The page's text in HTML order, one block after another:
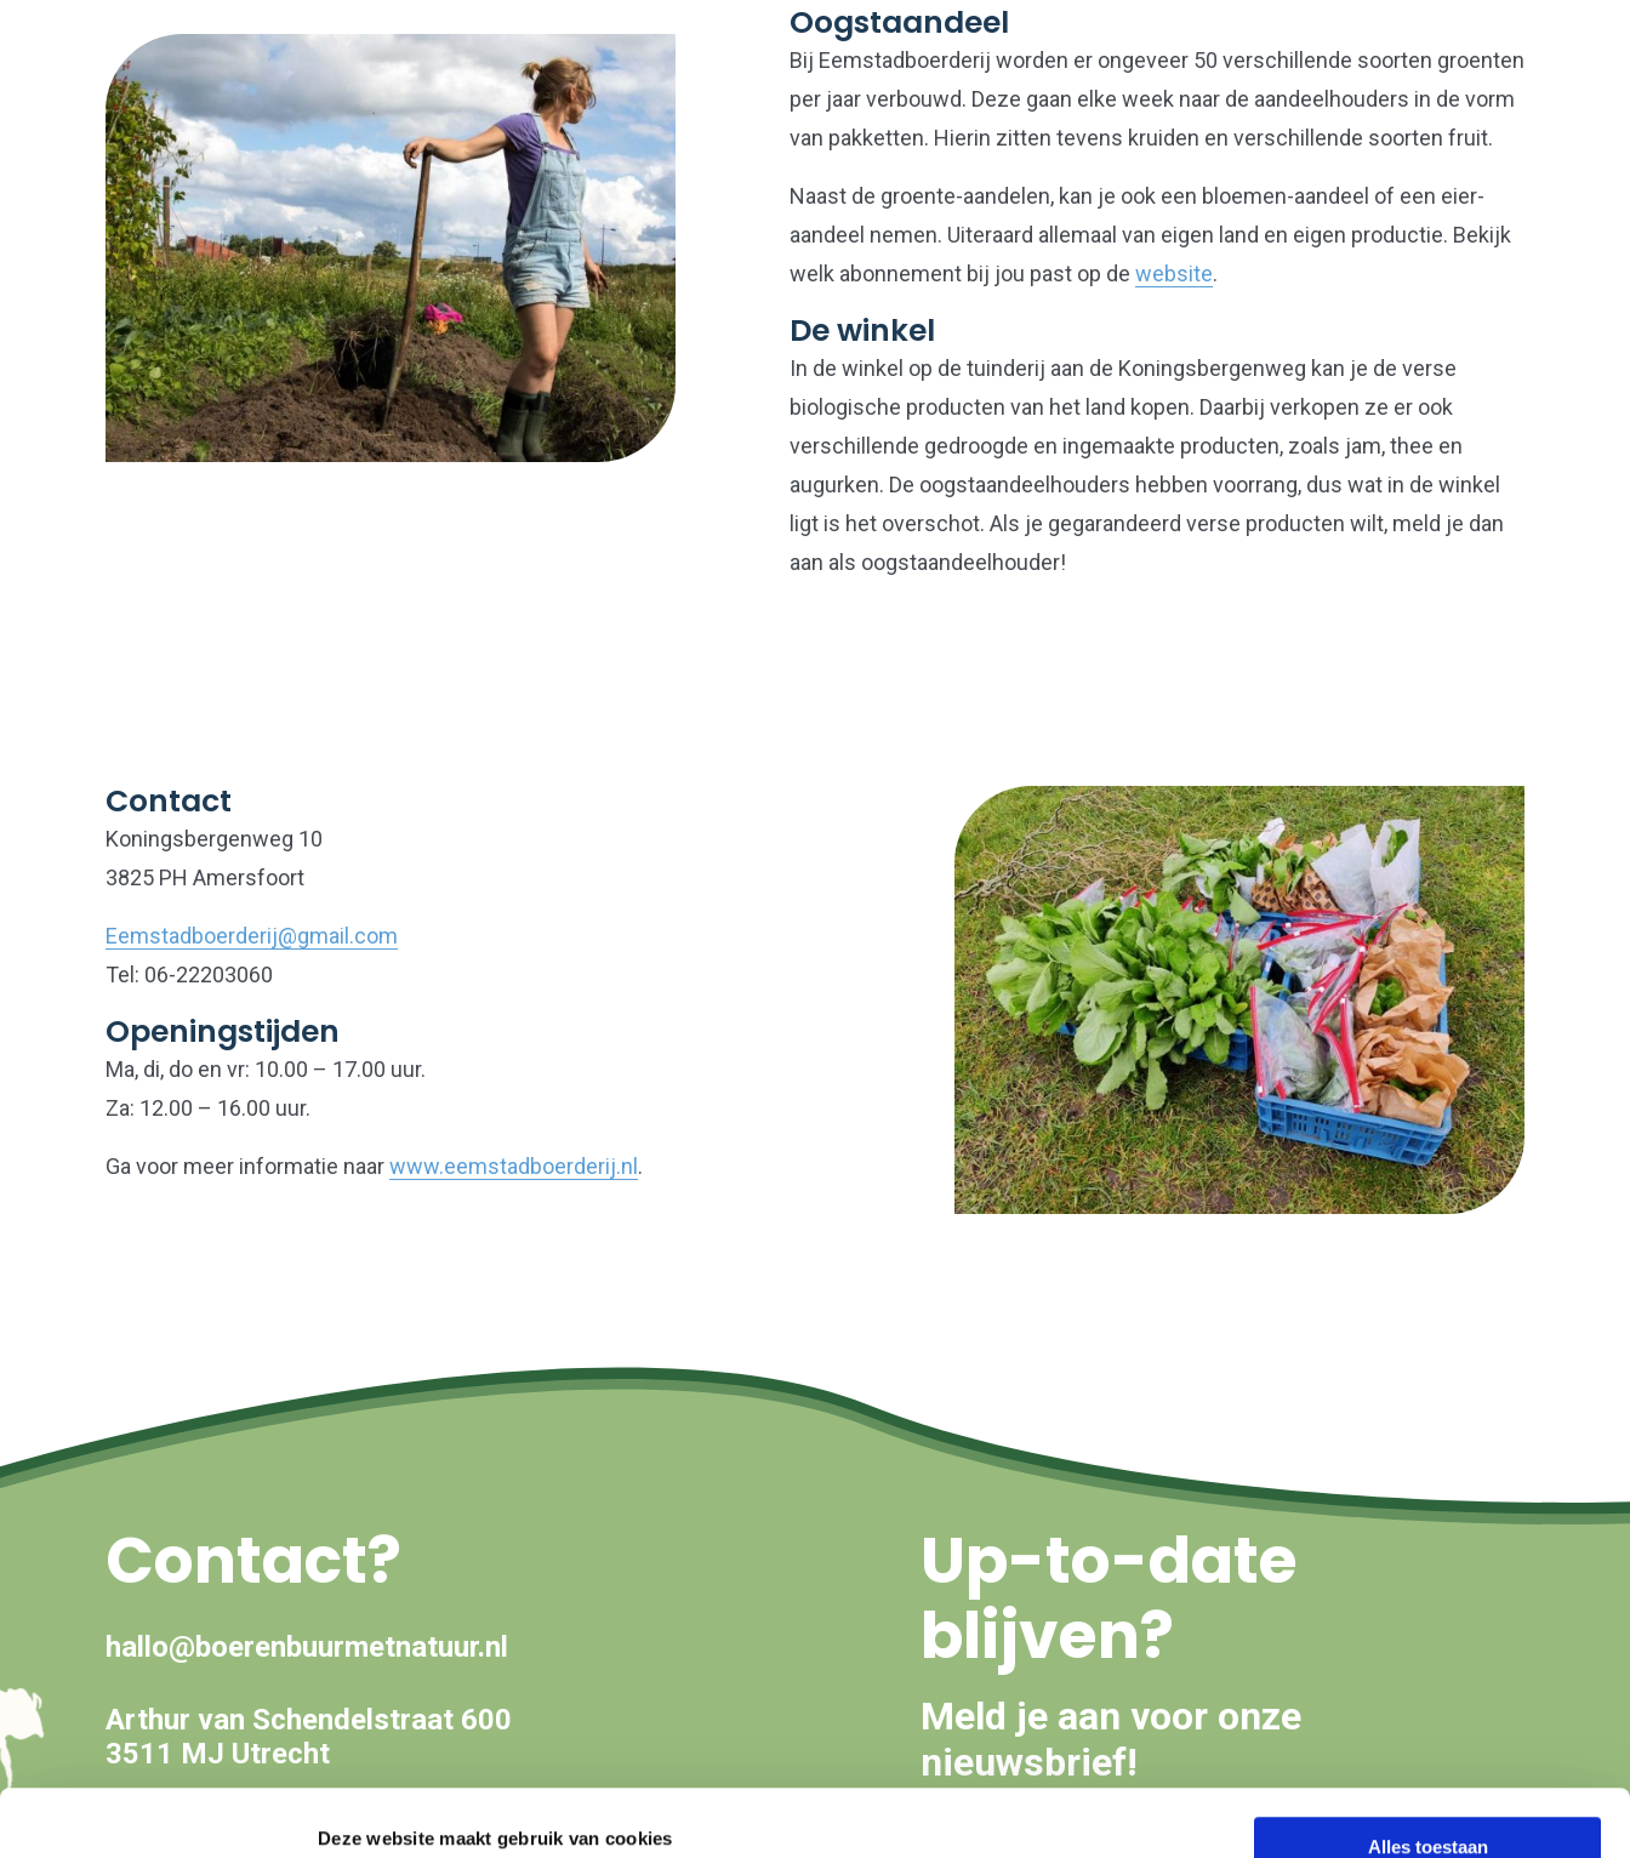
Deze website maakt gebruik van cookies Alles toestaan
Oogstaandeel
Bij Eemstadboerderij worden er ongeveer 50 verschillende soorten groenten
per jaar verbouwd. Deze gaan elke week naar de aandeelhouders in de vorm
van pakketten. Hierin zitten tevens kruiden en verschillende soorten fruit.
Naast de groente-aandelen, kan je ook een bloemen-aandeel of een eier-
aandeel nemen. Uiteraard allemaal van eigen land en eigen productie. Bekijk
welk abonnement bij jou past op de website.
De winkel
In de winkel op de tuinderij aan de Koningsbergenweg kan je de verse
biologische producten van het land kopen. Daarbij verkopen ze er ook
verschillende gedroogde en ingemaakte producten, zoals jam, thee en
augurken. De oogstaandeelhouders hebben voorrang, dus wat in de winkel
ligt is het overschot. Als je gegarandeerd verse producten wilt, meld je dan
aan als oogstaandeelhouder!
Contact
Koningsbergenweg 10
3825 PH Amersfoort
Eemstadboerderij@gmail.com
Tel: 06-22203060
Openingstijden
Ma, di, do en vr: 10.00 – 17.00 uur.
Za: 12.00 – 16.00 uur.
Ga voor meer informatie naarwww.eemstadboerderij.nl .
Contact?
hallo@boerenbuurmetnatuur.nl
Arthur van Schendelstraat 600
3511 MJ Utrecht
Up-to-date
blijven?
Meld je aan voor onze
nieuwsbrief!